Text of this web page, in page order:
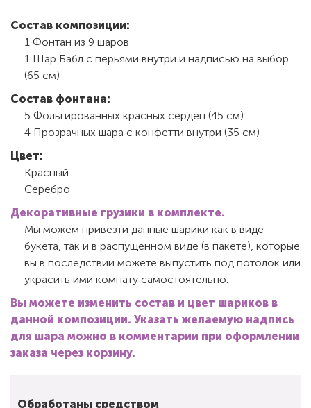
Состав композиции:
1 Фонтан из 9 шаров
1 Шар Бабл с перьями внутри и надписью на выбор
(65 см)
Состав фонтана:
5 Фольгированных красных сердец (45 см)
4 Прозрачных шара с конфетти внутри (35 см)
Цвет:
Красный
Серебро
Декоративные грузики в комплекте.
Мы можем привезти данные шарики как в виде
букета, так и в распущенном виде (в пакете), которые
вы в последствии можете выпустить под потолок или
украсить ими комнату самостоятельно.
Вы можете изменить состав и цвет шариков в
данной композиции. Указать желаемую надпись
для шара можно в комментарии при оформлении
заказа через корзину.
Обработаны средством